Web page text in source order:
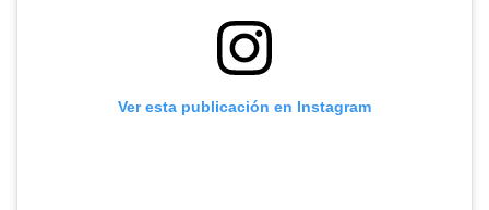
Ver esta publicación en Instagram